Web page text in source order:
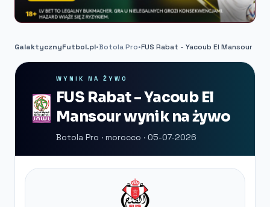
GalaktycznyFutbol.pl•Botola Pro•FUS Rabat - Yacoub El Mansour
WYNIK NA ŻYWO
FUS Rabat - Yacoub El
Mansour wynik na żywo
Botola Pro · morocco · 05-07-2026